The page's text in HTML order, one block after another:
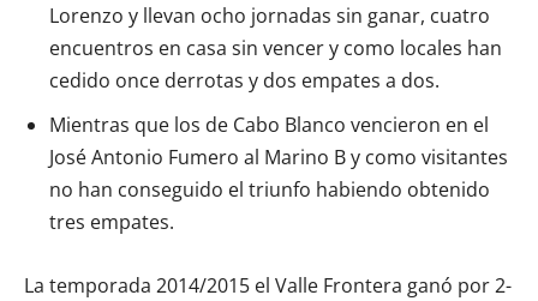
Lorenzo y llevan ocho jornadas sin ganar, cuatro
encuentros en casa sin vencer y como locales han
cedido once derrotas y dos empates a dos.
Mientras que los de Cabo Blanco vencieron en el
José Antonio Fumero al Marino B y como visitantes
no han conseguido el triunfo habiendo obtenido
tres empates.
La temporada 2014/2015 el Valle Frontera ganó por 2-